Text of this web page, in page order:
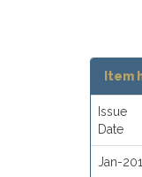
Item
Issue
Date
Jan-